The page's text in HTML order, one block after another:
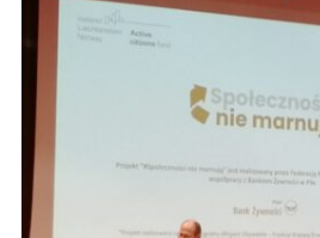
LO SMS Talent